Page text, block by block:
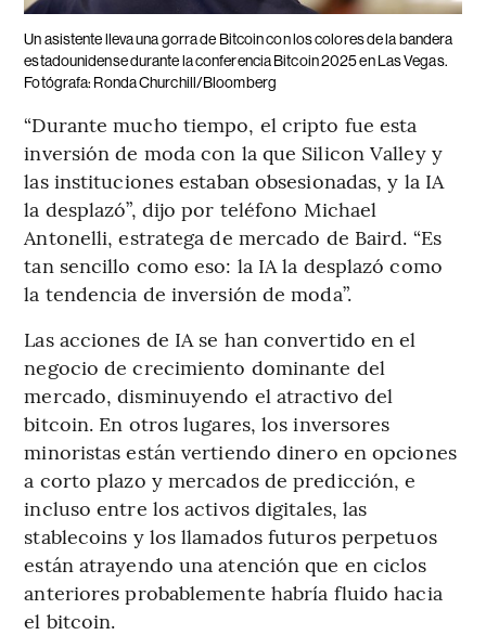
Un asistente lleva una gorra de Bitcoin con los colores de la bandera
estadounidense durante la conferencia Bitcoin 2025 en Las Vegas.
Fotógrafa: Ronda Churchill/Bloomberg
“Durante mucho tiempo, el cripto fue esta
inversión de moda con la que Silicon Valley y
las instituciones estaban obsesionadas, y la IA
la desplazó”, dijo por teléfono Michael
Antonelli, estratega de mercado de Baird. “Es
tan sencillo como eso: la IA la desplazó como
la tendencia de inversión de moda”.
Las acciones de IA se han convertido en el
negocio de crecimiento dominante del
mercado, disminuyendo el atractivo del
bitcoin. En otros lugares, los inversores
minoristas están vertiendo dinero en opciones
a corto plazo y mercados de predicción, e
incluso entre los activos digitales, las
stablecoins y los llamados futuros perpetuos
están atrayendo una atención que en ciclos
anteriores probablemente habría fluido hacia
el bitcoin.